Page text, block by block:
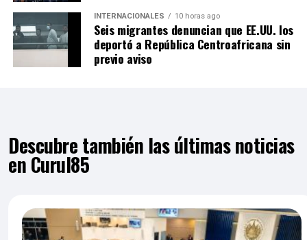
INTERNACIONALES 10 horas ago
Seis migrantes denuncian que EE.UU. los
deportó a República Centroafricana sin
previo aviso
Descubre también las últimas noticias
en Curul85